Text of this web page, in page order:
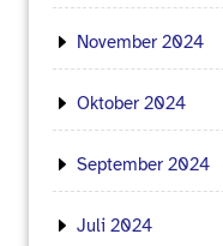
November 2024
Oktober 2024
September 2024
Juli 2024